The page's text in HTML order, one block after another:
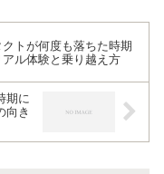
トが何度も落ちた時期
アル体験と乗り越え方
期に
向き